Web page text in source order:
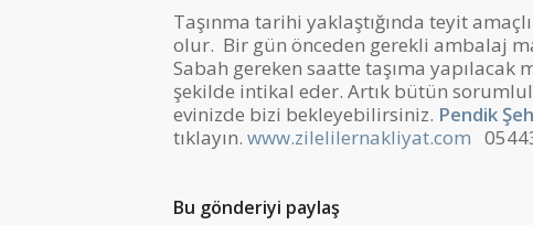
Taşınma tarihi yaklaştığında teyit
olur. Bir gün önceden gerekli ambalaj
Sabah gereken saatte taşıma
şekilde intikal eder. Artık bütün
evinizde bizi bekleyebilirsiniz. Pendik
tıklayın. www.zilelilernakliyat.com
Bu gönderiyi paylaş